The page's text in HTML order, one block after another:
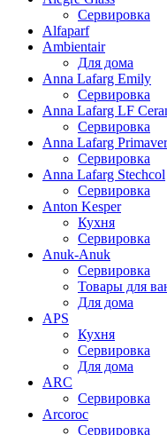
Сервировка
Alfaparf
Ambientair
Для дома
Anna Lafarg Emily
Сервировка
Anna Lafarg LF
Сервировка
Anna Lafarg
Сервировка
Anna Lafarg Stechcol
Сервировка
Anton Kesper
Кухня
Сервировка
Anuk-Anuk
Сервировка
Товары для
Для дома
APS
Кухня
Сервировка
Для дома
ARC
Сервировка
Arcoroc
Сервировка